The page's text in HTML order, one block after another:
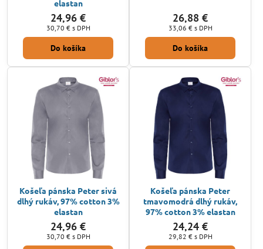
elastan
24,96 €
30,70 € s DPH
Do košíka
26,88 €
33,06 € s DPH
Do košíka
Košeľa pánska Peter sivá
dlhý rukáv, 97% cotton 3%
elastan
24,96 €
30,70 € s DPH
Košeľa pánska Peter
tmavomodrá dlhý rukáv,
97% cotton 3% elastan
24,24 €
29,82 € s DPH